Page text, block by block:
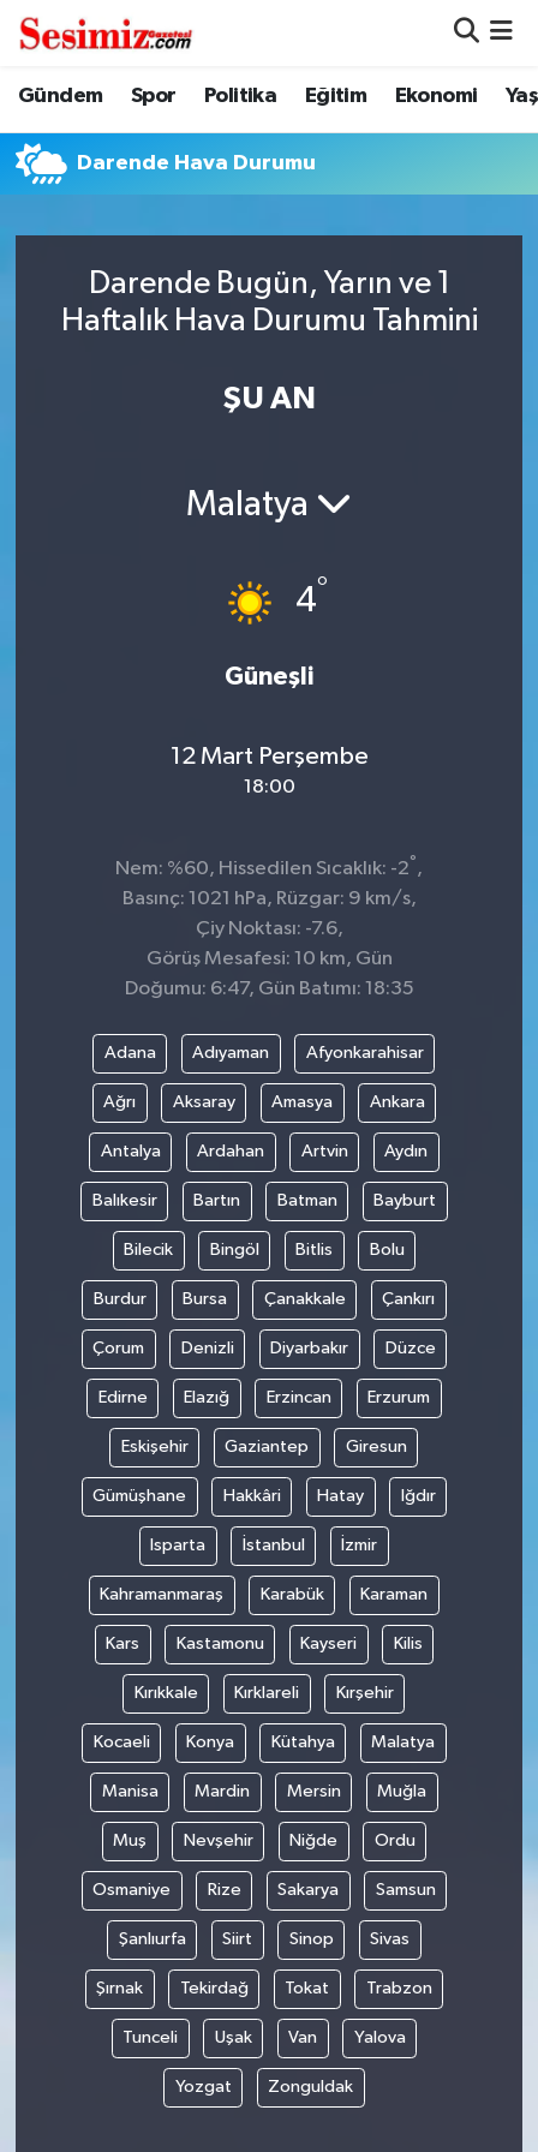
Gündem Spor Politika Eğitim Ekonomi
Darende Hava Durumu
Darende Bugün, Yarın ve 1
Haftalık Hava Durumu Tahmini
ŞU AN
Malatya
4°
Güneşli
12 Mart Perşembe
18:00
Nem: %60, Hissedilen Sıcaklık: -2° ,
Basınç: 1021 hPa, Rüzgar: 9 km/s,
Çiy Noktası: -7.6,
Görüş Mesafesi: 10 km, Gün
Doğumu: 6:47, Gün Batımı: 18:35
Adana Adıyaman Afyonkarahisar
Ağrı Aksaray Amasya Ankara
Antalya Ardahan Artvin Aydın
Balıkesir Bartın Batman Bayburt
Bilecik Bingöl Bitlis Bolu
Burdur Bursa Çanakkale Çankırı
Çorum Denizli Diyarbakır Düzce
Edirne Elazığ Erzincan Erzurum
Eskişehir Gaziantep Giresun
Gümüşhane Hakkâri Hatay Iğdır
Isparta İstanbul İzmir
Kahramanmaraş Karabük Karaman
Kars Kastamonu Kayseri Kilis
Kırıkkale Kırklareli Kırşehir
Kocaeli Konya Kütahya Malatya
Manisa Mardin Mersin Muğla
Muş Nevşehir Niğde Ordu
Osmaniye Rize Sakarya Samsun
Şanlıurfa Siirt Sinop Sivas
Şırnak Tekirdağ Tokat Trabzon
Tunceli Uşak Van Yalova
Yozgat Zonguldak
Dünya
Eğitim
Genel
Gündem
Nöbetçi Eczaneler
Hava Durumu
Trafik Durumu
Süper Lig Puan Durumu ve Fikstür